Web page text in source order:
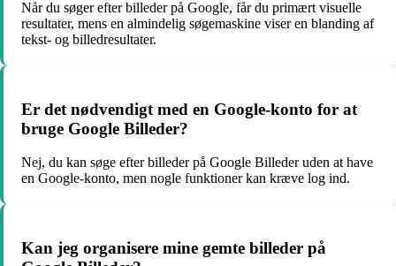
Når du søger efter billeder på Google, får du primært visuelle
resultater, mens en almindelig søgemaskine viser en blanding af
tekst- og billedresultater.
Er det nødvendigt med en Google-konto for at
bruge Google Billeder?
Nej, du kan søge efter billeder på Google Billeder uden at have
en Google-konto, men nogle funktioner kan kræve log ind.
Kan jeg organisere mine gemte billeder på